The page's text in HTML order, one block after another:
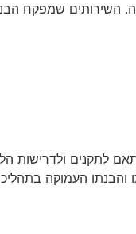
השירותים שמפקח
לתקנים ולדרישות
והבנתו העמוקה